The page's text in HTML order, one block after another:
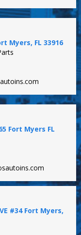
Myers, FL 33916
Fort Myers FL
#34 Fort Myers,